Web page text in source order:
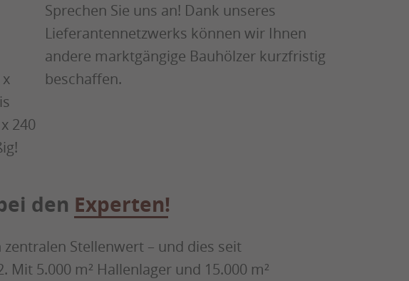
240
Sprechen Sie uns an! Dank unseres
Lieferantennetzwerks können wir Ihnen
andere marktgängige Bauhölzer kurzfristig
beschaffen.
den Experten!
Stellenwert – und dies seit
5.000 m² Hallenlager und 15.000 m²